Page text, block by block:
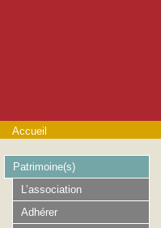
Accueil
Patrimoine(s)
L’association
Adhérer